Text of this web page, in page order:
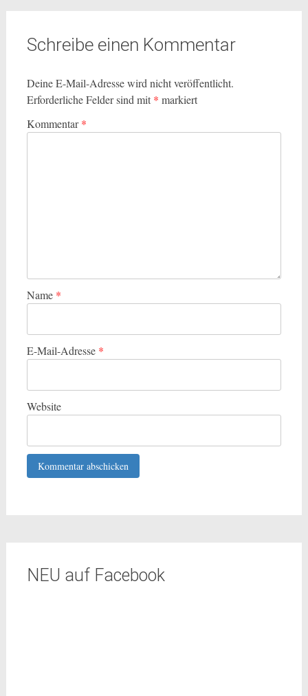
Schreibe einen Kommentar
Deine E-Mail-Adresse wird nicht veröffentlicht.
Erforderliche Felder sind mit * markiert
Kommentar*
Name *
E-Mail-Adresse *
Website
NEU auf Facebook